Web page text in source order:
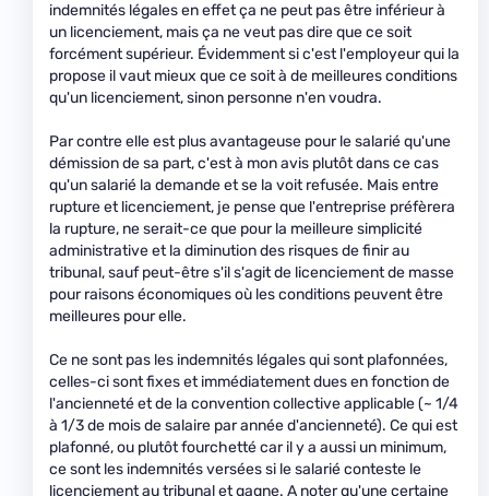
indemnités légales en effet ça ne peut pas être inférieur à
un licenciement, mais ça ne veut pas dire que ce soit
forcément supérieur. Évidemment si c'est l'employeur qui la
propose il vaut mieux que ce soit à de meilleures conditions
qu'un licenciement, sinon personne n'en voudra.
Par contre elle est plus avantageuse pour le salarié qu'une
démission de sa part, c'est à mon avis plutôt dans ce cas
qu'un salarié la demande et se la voit refusée. Mais entre
rupture et licenciement, je pense que l'entreprise préfèrera
la rupture, ne serait-ce que pour la meilleure simplicité
administrative et la diminution des risques de finir au
tribunal, sauf peut-être s'il s'agit de licenciement de masse
pour raisons économiques où les conditions peuvent être
meilleures pour elle.
Ce ne sont pas les indemnités légales qui sont plafonnées,
celles-ci sont fixes et immédiatement dues en fonction de
l'ancienneté et de la convention collective applicable (~ 1/4
à 1/3 de mois de salaire par année d'ancienneté). Ce qui est
plafonné, ou plutôt fourchetté car il y a aussi un minimum,
ce sont les indemnités versées si le salarié conteste le
licenciement au tribunal et gagne. A noter qu'une certaine